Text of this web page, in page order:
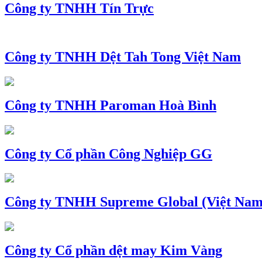
Công ty TNHH Tín Trực
Công ty TNHH Dệt Tah Tong Việt Nam
Công ty TNHH Paroman Hoà Bình
Công ty Cổ phần Công Nghiệp GG
Công ty TNHH Supreme Global (Việt
Công ty Cổ phần dệt may Kim Vàng